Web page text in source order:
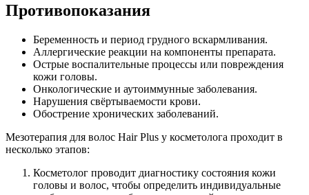
Противопоказания
Беременность и период грудного вскармливания.
Аллергические реакции на компоненты препарата.
Острые воспалительные процессы или повреждения
кожи головы.
Онкологические и аутоиммунные заболевания.
Нарушения свёртываемости крови.
Обострение хронических заболеваний.
Мезотерапия для волос Hair Plus у косметолога проходит в
несколько этапов:
Косметолог проводит диагностику состояния кожи
головы и волос, чтобы определить индивидуальные